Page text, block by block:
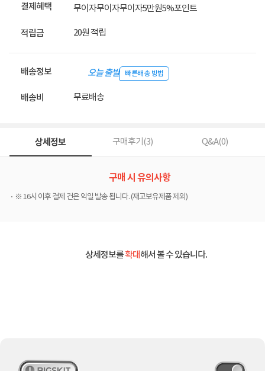
결제혜택 무이자무이자무이자5만원5%포인트
적립금 20원 적립
배송정보 오늘 출발 빠른배송 방법
배송비 무료배송
상세정보 구매후기(3) Q&A(0)
구매 시 유의사항
※ 16시 이후 결제 건은 익일 발송 됩니다. (재고보유제품 제외)
상세정보를확대해서 볼 수 있습니다.